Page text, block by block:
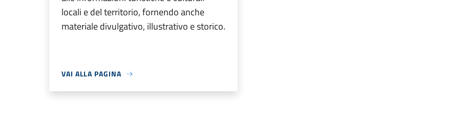
locali e del territorio, fornendo anche
materiale divulgativo, illustrativo e storico.
VAI ALLA PAGINA